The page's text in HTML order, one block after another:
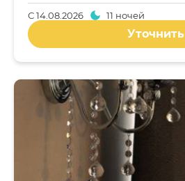
С14.08.2026 11 ночей
Уточнить